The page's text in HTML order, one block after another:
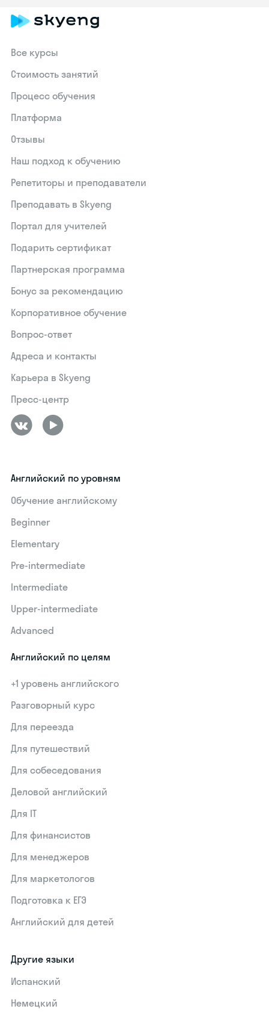
Все курсы
Стоимость занятий
Процесс обучения
Платформа
Отзывы
Наш подход к обучению
Репетиторы и преподаватели
Преподавать в Skyeng
Портал для учителей
Подарить сертификат
Партнерская программа
Бонус за рекомендацию
Корпоративное обучение
Вопрос-ответ
Адреса и контакты
Карьера в Skyeng
Пресс-центр
Английский по уровням
Обучение английскому
Beginner
Elementary
Pre-intermediate
Intermediate
Upper-intermediate
Advanced
Английский по целям
+1 уровень английского
Разговорный курс
Для переезда
Для путешествий
Для собеседования
Деловой английский
Для IT
Для финансистов
Для менеджеров
Для маркетологов
Подготовка к ЕГЭ
Английский для детей
Другие языки
Испанский
Немецкий